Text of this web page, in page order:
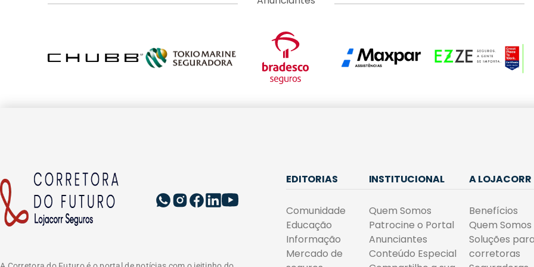
EDITORIAS
Comunidade
Educação
Informação
Mercado de
INSTITUCIONAL
Quem Somos
Patrocine o Portal
Anunciantes
Conteúdo Especial
A LOJACORR
Benefícios
Quem Somos
Soluções
corretoras